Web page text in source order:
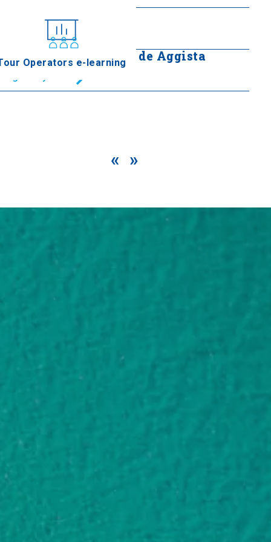
Operators e-learning
Seguir leyendo
Puente de la estación de Aggista
« »